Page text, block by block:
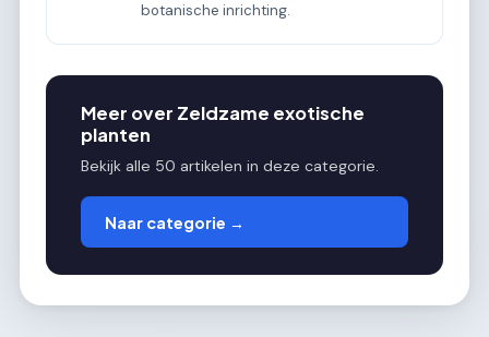
botanische inrichting.
Meer over Zeldzame exotische
planten
Bekijk alle 50 artikelen in deze categorie.
Naar categorie →